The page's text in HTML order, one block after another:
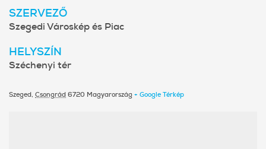
SZERVEZŐ
Szegedi Városkép és Piac
HELYSZÍN
Széchenyi tér
Szeged, Csongrád 6720 Magyarország + Google Térkép